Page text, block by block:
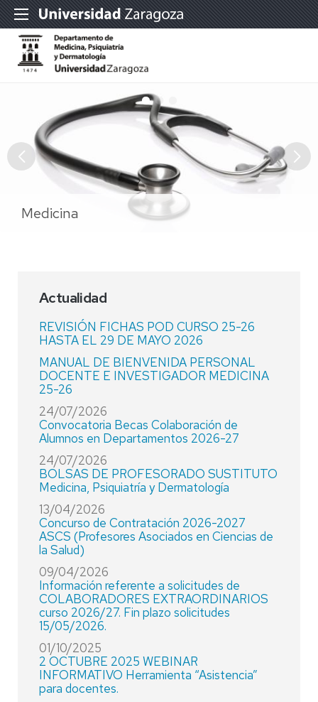
Medicina
Psiquiatría
Dermatología
Actualidad
REVISIÓN FICHAS POD CURSO 25-26
HASTA EL 29 DE MAYO 2026
MANUAL DE BIENVENIDA PERSONAL
DOCENTE E INVESTIGADOR MEDICINA
25-26
24/07/2026
Convocatoria Becas Colaboración de
Alumnos en Departamentos 2026-27
24/07/2026
BOLSAS DE PROFESORADO SUSTITUTO
Medicina, Psiquiatría y Dermatología
13/04/2026
Concurso de Contratación 2026-2027
ASCS (Profesores Asociados en Ciencias de
la Salud)
09/04/2026
Información referente a solicitudes de
COLABORADORES EXTRAORDINARIOS
curso 2026/27. Fin plazo solicitudes
15/05/2026.
01/10/2025
2 OCTUBRE 2025 WEBINAR
INFORMATIVO Herramienta “Asistencia”
para docentes.